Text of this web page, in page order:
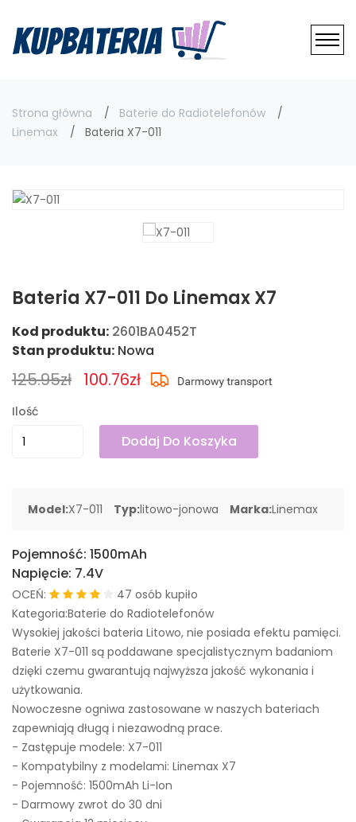
Strona główna
Baterie do Radiotelefonów
Linemax
Bateria X7-011
Bateria X7-011 Do Linemax X7
Kod produktu: 2601BA0452T
Stan produktu: Nowa
125.95zł 100.76zł
Ilość
Dodaj Do Koszyka
Model:X7-011 Typ:litowo-jonowa Marka:Linemax
Pojemność: 1500mAh
Napięcie: 7.4V
OCEŃ:
47 osób kupiło
Kategoria:Baterie do Radiotelefonów
Wysokiej jakości bateria Litowo, nie posiada efektu pamięci.
Baterie X7-011 są poddawane specjalistycznym badaniom
dzięki czemu gwarantują najwyższa jakość wykonania i
użytkowania.
Nowoczesne ogniwa zastosowane w naszych bateriach
zapewniają długą i niezawodną prace.
- Zastępuje modele: X7-011
- Kompatybilny z modelami: Linemax X7
- Pojemność: 1500mAh Li-Ion
- Darmowy zwrot do 30 dni